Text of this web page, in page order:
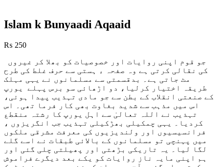
Islam k Bunyaadi Aqaaid
₨ 250
کی نقالی کرتی ہے وہ صفحہ ء ہستی سے حرف غلط کی طرح
مٹ جاتی ہے۔ بدقسمتی سے مسلمانوں نے یہی مہلک
طریقہ اختیار کرلیا، دو اڑھائی سو برس پہلے یورپ
کے صنعتی انقلاب کے بطن سے جو مادی تہذیب پیدا ہوئی،
اس میں مذہب سے شدید بغاوت بھی کار فرما تھی۔ اس
تہذیب نے اللہ تعالیٰ سے اہل یورپ کا رشتہ منقط ع
کردیا۔ یہی چمکیلی بھڑکیلی تہذیب جب انگریزوں ،
فرانسیسیوں اور ولندیزیوں کی معرفت مشرقی ملکوں
میں پہنچی تو مسلمانوں کے بالائی طبقات نے اسے گلے
لگا لیا۔ یہ تاریکی بڑھتی اور پھیلتی چلی گئی اور
ہم اپنی مایہ ناز روایات کو یکے بعد دیگرے فراموش